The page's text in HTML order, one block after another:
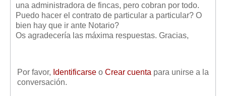
Entrar / Salir
Mis boletines
una administradora de fincas, pero cobran por todo.
Puedo hacer el contrato de particular a particular? O
bien hay que ir ante Notario?
Os agradecería las máxima respuestas. Gracias,
Por favor, Identificarse o Crear cuenta para unirse a la
conversación.